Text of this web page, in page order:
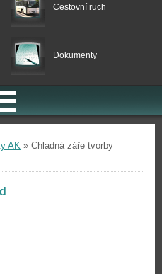
Cestovní ruch
Dokumenty
AK » Chladná záře tvorby